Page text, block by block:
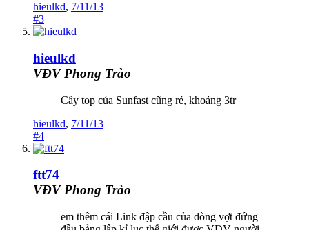
hieulkd, 7/11/13
#3
hieulkd
VĐV Phong Trào
Cây top của Sunfast cũng rẻ, khoảng 3tr
hieulkd, 7/11/13
#4
ftt74
VĐV Phong Trào
em thêm cái Link đập cầu của dòng vợt đứng